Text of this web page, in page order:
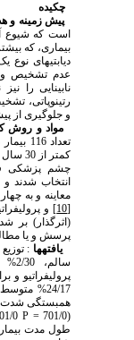
چکیده
پیش زمینه و
است که شیوع
بیماری، که
دیابتی­های
عدم تشخیص و
نابینایی را
رتینوپاتی،
و جلوگیری از
مواد و روش
کمتر
چشم پزشکی
انتخاب شدند
معاینه و به
[10]
و
(اثرگذار) بر
پرسش و یا
یافته­ها
همبستگی شدت
طول مدت